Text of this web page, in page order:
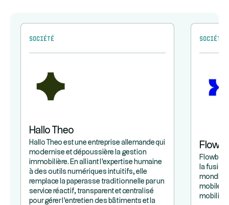
Société
Hallo Theo
Hallo Theo est une entreprise allemande qui
modernise et dépoussière la gestion
immobilière. En alliant l'expertise humaine
à des outils numériques intuitifs, elle
remplace la paperasse traditionnelle par un
service réactif, transparent et centralisé
pour gérer l'entretien des bâtiments et la
Société
Flowbird
la fusion
mobile
mobilité